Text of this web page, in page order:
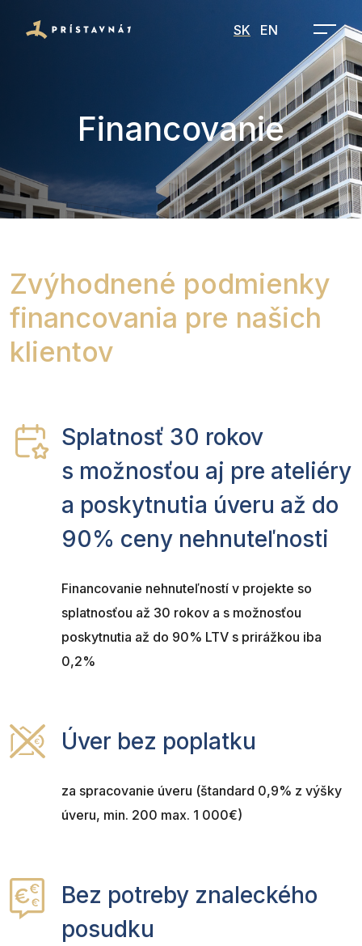
SK EN
Financovanie
Zvýhodnené podmienky
financovania pre našich
klientov
Splatnosť 30 rokov
s možnosťou aj pre ateliéry
a poskytnutia úveru až do
90% ceny nehnuteľnosti
Financovanie nehnuteľností v projekte so
splatnosťou až 30 rokov a s možnosťou
poskytnutia až do 90% LTV s prirážkou iba
0,2%
Úver bez poplatku
za spracovanie úveru (štandard 0,9% z výšky
úveru, min. 200 max. 1 000€)
Bez potreby znaleckého
posudku